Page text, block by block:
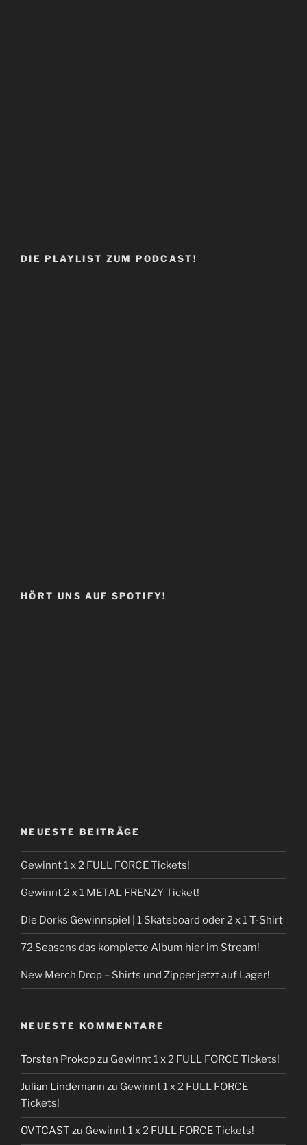
DIE PLAYLIST ZUM PODCAST!
HÖRT UNS AUF SPOTIFY!
NEUESTE BEITRÄGE
Gewinnt 1 x 2 FULL FORCE Tickets!
Gewinnt 2 x 1 METAL FRENZY Ticket!
Die Dorks Gewinnspiel | 1 Skateboard oder 2 x 1 T-Shirt
72 Seasons das komplette Album hier im Stream!
New Merch Drop – Shirts und Zipper jetzt auf Lager!
NEUESTE KOMMENTARE
Torsten Prokopzu Gewinnt 1 x 2 FULL FORCE Tickets!
Julian Lindemann zu Gewinnt 1 x 2 FULL FORCE
Tickets!
OVTCAST zu Gewinnt 1 x 2 FULL FORCE Tickets!